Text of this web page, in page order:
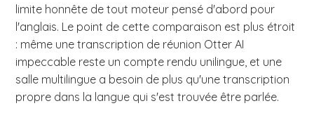
limite honnête de tout moteur pensé d'abord pour
l'anglais. Le point de cette comparaison est plus étroit
: même une transcription de réunion Otter AI
impeccable reste un compte rendu unilingue, et une
salle multilingue a besoin de plus qu'une transcription
propre dans la langue qui s'est trouvée être parlée.